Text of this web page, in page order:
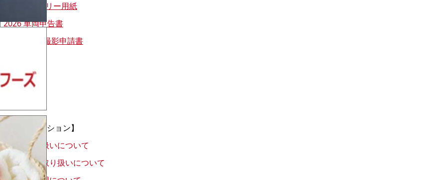
2026エントリー用紙
2026 車両申告書
カメラ搭載撮影申請書
ンフォメーション】
ゴミの取り扱いについて
ガソリンの取り扱いについて